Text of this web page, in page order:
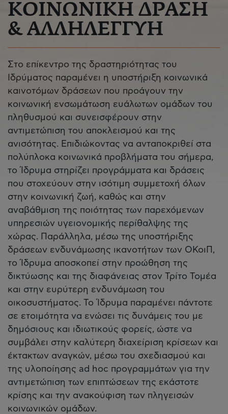
ΚΟΙΝΩΝΙΚΗ ΔΡΑΣΗ
& ΑΛΛΗΛΕΓΓΥΗ
Στο επίκεντρο της δραστηριότητας του
Ιδρύματος παραμένει η υποστήριξη κοινωνικά
καινοτόμων δράσεων που προάγουν την
κοινωνική ενσωμάτωση ευάλωτων ομάδων του
πληθυσμού και συνεισφέρουν στην
αντιμετώπιση του αποκλεισμού και της
ανισότητας. Επιδιώκοντας να ανταποκριθεί στα
πολύπλοκα κοινωνικά προβλήματα του σήμερα,
το Ίδρυμα στηρίζει προγράμματα και δράσεις
που στοχεύουν στην ισότιμη συμμετοχή όλων
στην κοινωνική ζωή, καθώς και στην
αναβάθμιση της ποιότητας των παρεχόμενων
υπηρεσιών υγειονομικής περίθαλψης της
χώρας. Παράλληλα, μέσω της υποστήριξης
δράσεων ενδυνάμωσης ικανοτήτων των ΟΚοιΠ,
το Ίδρυμα αποσκοπεί στην προώθηση της
δικτύωσης και της διαφάνειας στον Τρίτο Τομέα
και στην ευρύτερη ενδυνάμωση του
οικοσυστήματος. Το Ίδρυμα παραμένει πάντοτε
σε ετοιμότητα να ενώσει τις δυνάμεις του με
δημόσιους και ιδιωτικούς φορείς, ώστε να
συμβάλει στην καλύτερη διαχείριση κρίσεων και
έκτακτων αναγκών, μέσω του σχεδιασμού και
της υλοποίησης ad hoc προγραμμάτων για την
αντιμετώπιση των επιπτώσεων της εκάστοτε
κρίσης και την ανακούφιση των πληγεισών
κοινωνικών ομάδων.